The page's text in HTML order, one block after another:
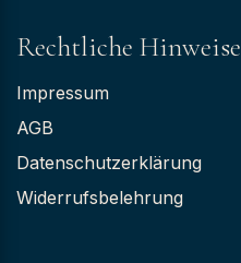
Rechtliche Hinweise
Impressum
AGB
Datenschutzerklärung
Widerrufsbelehrung